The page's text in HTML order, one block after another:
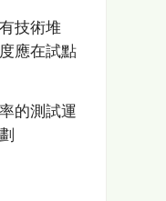
技術堆
應在試點
的測試運